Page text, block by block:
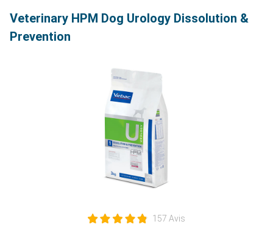
Veterinary HPM Dog Urology Dissolution &
Prevention
157 Avis